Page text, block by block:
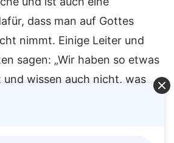
dass man auf Gottes
nimmt. Einige Leiter und
sagen: „Wir haben so etwas
und wissen auch nicht, was
dieser Situation sollten sie
die sich mit dieser Art von